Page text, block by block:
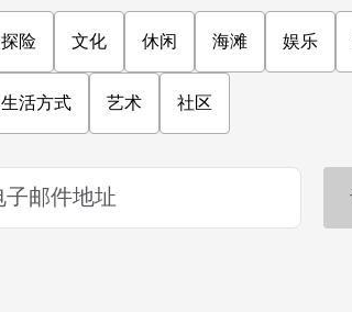
探险 文化 休闲 海滩 娱乐
生活方式 艺术 社区